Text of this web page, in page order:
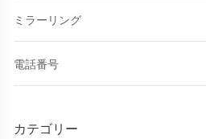
ミラーリング
電話番号
カテゴリー